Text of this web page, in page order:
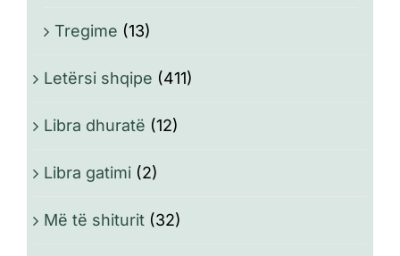
Tregime (13)
Letërsi shqipe (411)
Libra dhuratë (12)
Libra gatimi (2)
Më të shiturit (32)